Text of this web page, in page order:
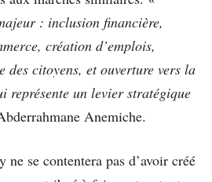
: inclusion financière,
création d’emplois,
citoyens, et ouverture vers la
représente un levier stratégique
Anemiche.
se contentera pas d’avoir créé